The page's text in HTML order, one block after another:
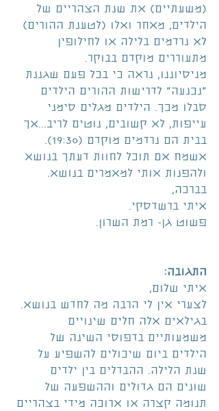
(משעתיים) את שנת הצהריים של
הילדים, מאחר ואלו (לטענת ההורים)
לא נרדמים בלילה או לחילופין
מתעוררים מוקדם בבוקר.
מניסיוננו, נראה כי בכל פעם שגננת
"נכנעה" לדרישות ההורים הילדים
סבלו מכך. הילדים מגלים סימני
עייפות, לא קשובים, נוטים לריב...אך
בבית הם נרדמים מוקדם (19:30).
אשמח אם תוכל לחוות דעתך בנושא
ולהפנות אותי למאמרים בנושא.
בברכה,
איתי ברשדסקי.
פשוט גן- רמת השרון.
התגובה:
איתי שלום,
לצערי אין לי הרבה מה לחדש בנושא.
בגילאים אלה חלים שינויים
משמעותיים בדפוסי השינה של
הילדים ביום שיכולים להשפיע על
שנת הלילה. ההבדלים בין ילדים
שונים הם גדולים וההשפעה של
תנומה קצרה או ארוכה מידי בצהריים